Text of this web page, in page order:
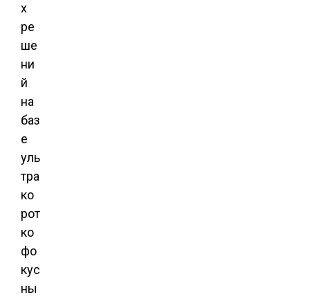
х
ре
ше
ни
й
на
баз
е
уль
тра
ко
рот
ко
фо
кус
ны